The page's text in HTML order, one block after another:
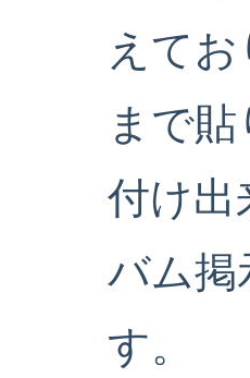
えて
まで
付け出
バム掲
す。